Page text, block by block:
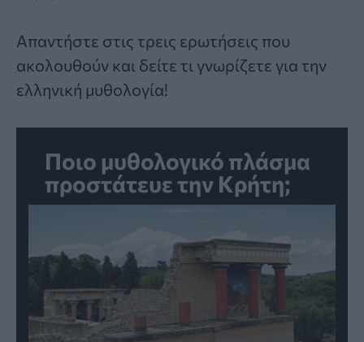
Απαντήστε στις τρεις ερωτήσεις που
ακολουθούν και δείτε τι γνωρίζετε για την
ελληνική μυθολογία!
Ποιο μυθολογικό πλάσμα
προστάτευε την Κρήτη;